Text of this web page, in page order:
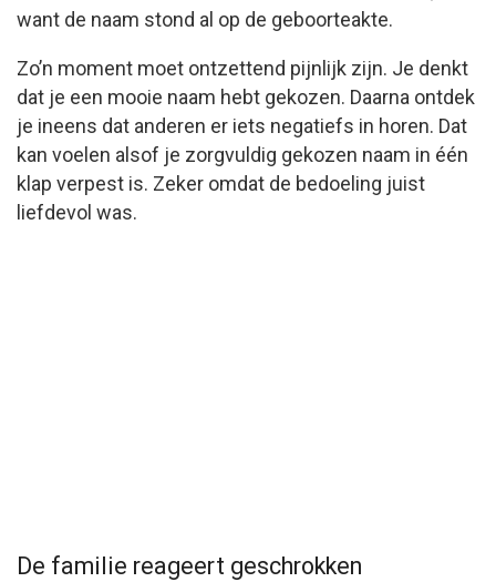
want de naam stond al op de geboorteakte.
Zo’n moment moet ontzettend pijnlijk zijn. Je denkt
dat je een mooie naam hebt gekozen. Daarna ontdek
je ineens dat anderen er iets negatiefs in horen. Dat
kan voelen alsof je zorgvuldig gekozen naam in één
klap verpest is. Zeker omdat de bedoeling juist
liefdevol was.
De familie reageert geschrokken